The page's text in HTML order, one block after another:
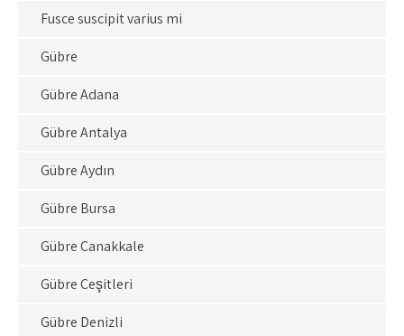
Fusce suscipit varius mi
Gübre
Gübre Adana
Gübre Antalya
Gübre Aydın
Gübre Bursa
Gübre Çanakkale
Gübre Çeşitleri
Gübre Denizli